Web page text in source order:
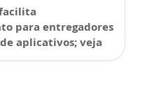
para entregadores
aplicativos; veja